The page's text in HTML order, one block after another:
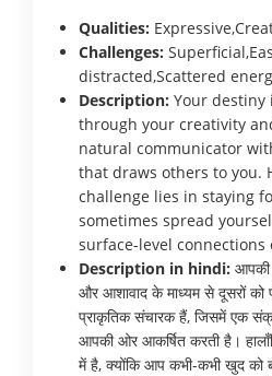
Qualities:
Challenges:
distracted,Scattered
Description: Your destiny
through your creativity
natural communicator
that draws others to you.
challenge lies in staying
sometimes spread
surface-level connections
Description in hindi: आपकी
और आशावाद के माध्यम से दूसरों
प्राकृतिक संचारक हैं, जिसमें एक
आपकी ओर आकर्षित करती है।
में है, क्योंकि आप कभी-कभी खुद